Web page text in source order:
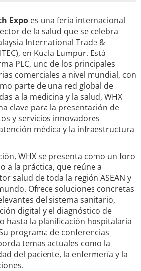
Expo es una feria internacional
de la salud que se celebra
International Trade &
en Kuala Lumpur. Está
PLC, uno de los principales
comerciales a nivel mundial, con
parte de una red global de
a la medicina y la salud, WHX
clave para la presentación de
y servicios innovadores
médica y la infraestructura
WHX se presenta como un foro
a la práctica, que reúne a
salud de toda la región ASEAN y
Ofrece soluciones concretas
del sistema sanitario,
digital y el diagnóstico de
hasta la planificación hospitalaria
programa de conferencias
temas actuales como la
del paciente, la enfermería y la